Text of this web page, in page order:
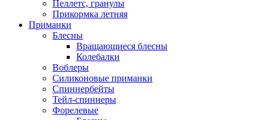
Пеллетс, гранулы
Прикормка летняя
Приманки
Блесны
Вращающиеся блесны
Колебалки
Воблеры
Силиконовые приманки
Спиннербейты
Тейл-спиннеры
Форелевые